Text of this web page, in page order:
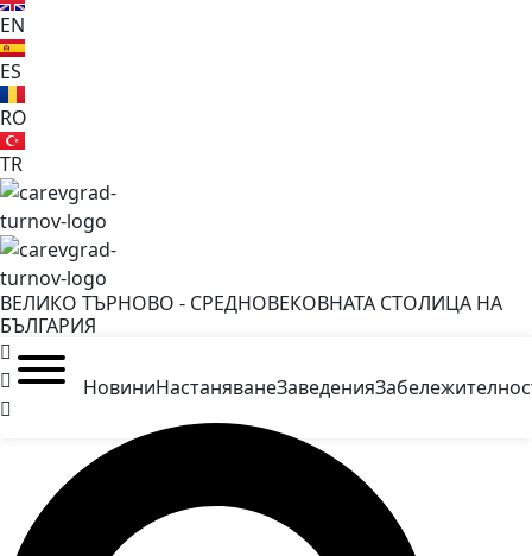
EN
ES
RO
TR
ВЕЛИКО ТЪРНОВО - СРЕДНОВЕКОВНАТА СТОЛИЦА НА
БЪЛГАРИЯ
НовиниНастаняванеЗаведения